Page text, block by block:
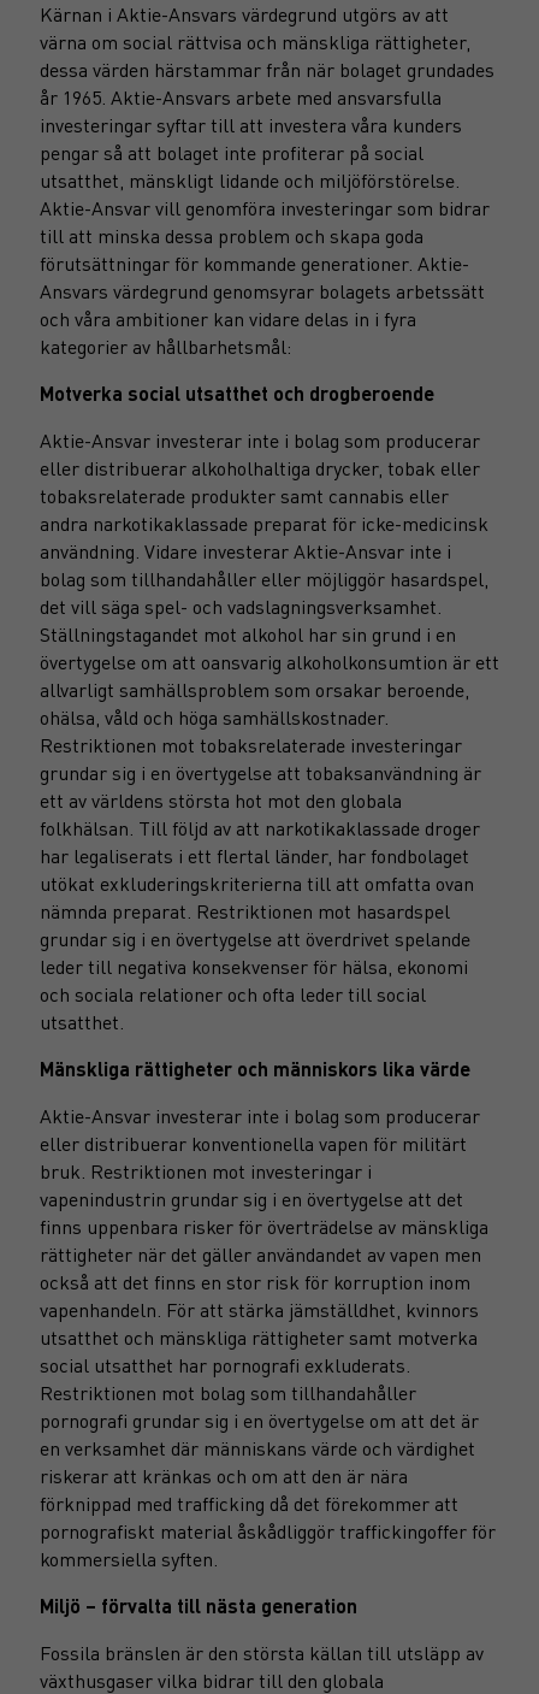
Kärnan i Aktie-Ansvars värdegrund utgörs av att
värna om social rättvisa och mänskliga rättigheter,
dessa värden härstammar från när bolaget grundades
år 1965. Aktie-Ansvars arbete med ansvarsfulla
investeringar syftar till att investera våra kunders
pengar så att bolaget inte profiterar på social
utsatthet, mänskligt lidande och miljöförstörelse.
Aktie-Ansvar vill genomföra investeringar som bidrar
till att minska dessa problem och skapa goda
förutsättningar för kommande generationer. Aktie-
Ansvars värdegrund genomsyrar bolagets arbetssätt
och våra ambitioner kan vidare delas in i fyra
kategorier av hållbarhetsmål:
Motverka social utsatthet och drogberoende
Aktie-Ansvar investerar inte i bolag som producerar
eller distribuerar alkoholhaltiga drycker, tobak eller
tobaksrelaterade produkter samt cannabis eller
andra narkotikaklassade preparat för icke-medicinsk
användning. Vidare investerar Aktie-Ansvar inte i
bolag som tillhandahåller eller möjliggör hasardspel,
det vill säga spel- och vadslagningsverksamhet.
Ställningstagandet mot alkohol har sin grund i en
övertygelse om att oansvarig alkoholkonsumtion är ett
allvarligt samhällsproblem som orsakar beroende,
ohälsa, våld och höga samhällskostnader.
Restriktionen mot tobaksrelaterade investeringar
grundar sig i en övertygelse att tobaksanvändning är
ett av världens största hot mot den globala
folkhälsan. Till följd av att narkotikaklassade droger
har legaliserats i ett flertal länder, har fondbolaget
utökat exkluderingskriterierna till att omfatta ovan
nämnda preparat. Restriktionen mot hasardspel
grundar sig i en övertygelse att överdrivet spelande
leder till negativa konsekvenser för hälsa, ekonomi
och sociala relationer och ofta leder till social
utsatthet.
Mänskliga rättigheter och människors lika värde
Aktie-Ansvar investerar inte i bolag som producerar
eller distribuerar konventionella vapen för militärt
bruk. Restriktionen mot investeringar i
vapenindustrin grundar sig i en övertygelse att det
finns uppenbara risker för överträdelse av mänskliga
rättigheter när det gäller användandet av vapen men
också att det finns en stor risk för korruption inom
vapenhandeln. För att stärka jämställdhet, kvinnors
utsatthet och mänskliga rättigheter samt motverka
social utsatthet har pornografi exkluderats.
Restriktionen mot bolag som tillhandahåller
pornografi grundar sig i en övertygelse om att det är
en verksamhet där människans värde och värdighet
riskerar att kränkas och om att den är nära
förknippad med trafficking då det förekommer att
pornografiskt material åskådliggör traffickingoffer för
kommersiella syften.
Miljö – förvalta till nästa generation
Fossila bränslen är den största källan till utsläpp av
växthusgaser vilka bidrar till den globala